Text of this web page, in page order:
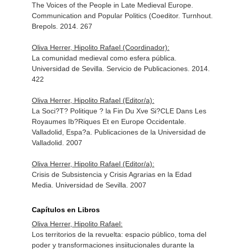
The Voices of the People in Late Medieval Europe.
Communication and Popular Politics (Coeditor. Turnhout.
Brepols. 2014. 267
Oliva Herrer, Hipolito Rafael (Coordinador):
La comunidad medieval como esfera pública.
Universidad de Sevilla. Servicio de Publicaciones. 2014.
422
Oliva Herrer, Hipolito Rafael (Editor/a):
La Soci?T? Politique ? la Fin Du Xve Si?CLE Dans Les
Royaumes Ib?Riques Et en Europe Occidentale.
Valladolid, Espa?a. Publicaciones de la Universidad de
Valladolid. 2007
Oliva Herrer, Hipolito Rafael (Editor/a):
Crisis de Subsistencia y Crisis Agrarias en la Edad
Media. Universidad de Sevilla. 2007
Capítulos en Libros
Oliva Herrer, Hipolito Rafael:
Los territorios de la revuelta: espacio público, toma del
poder y transformaciones insiitucionales durante la